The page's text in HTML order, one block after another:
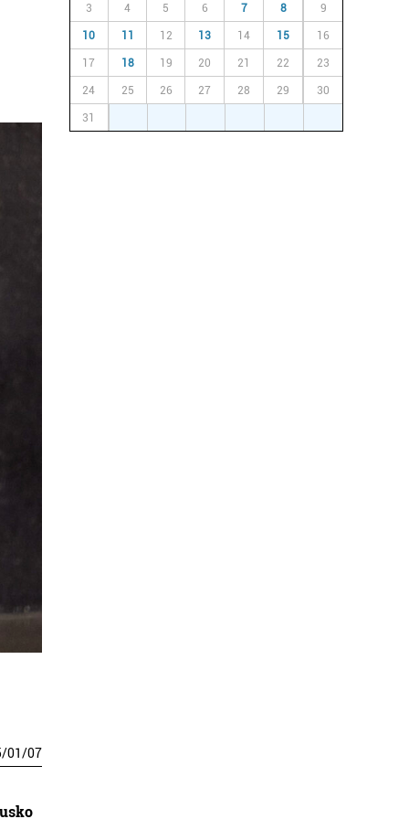
/01/07
3 4 5 6 7 8 9
10 11 12 13 14 15 16
17 18 19 20 21 22 23
24 25 26 27 28 29 30
31